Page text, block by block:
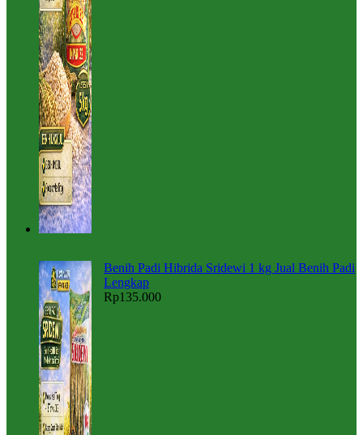
Benih Padi Hibrida Sridewi 1 kg Jual Benih Padi
Lengkap
Rp135.000